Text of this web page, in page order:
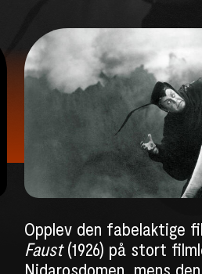
Opplev den fabelaktige
Faust(1926) på stort
Nidarosdomen, mens